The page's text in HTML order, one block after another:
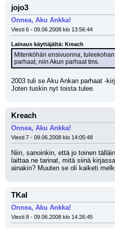
jojo3
Onnea, Aku Ankka!
Viesti 6 - 09.06.2008 klo 13:56:44
Lainaus käyttäjältä: Kreach
Mitenköhän ensivuonna,
parhaat, niin Akun parhaat tms.
2003 tuli se Aku Ankan parhaat -
Joten tuskin nyt toista tulee.
Kreach
Onnea, Aku Ankka!
Viesti 7 - 09.06.2008 klo 14:05:48
Niin, sanoinkin, että jo toinen
laittaa ne tarinat, mitä siinä
ainakin? Muuten se oli kaiketi
TKal
Onnea, Aku Ankka!
Viesti 8 - 09.06.2008 klo 14:26:45